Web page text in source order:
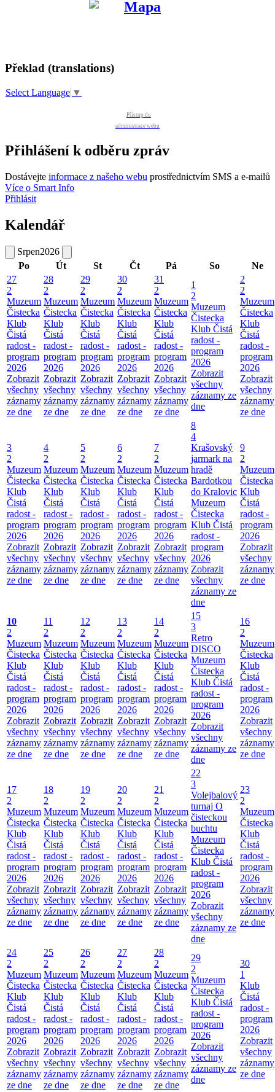
Překlad (translations)
Select Language ▼
Přístup do
administrace webu
Přihlášení k odběru zpráv
Dostávejte informace z našeho webu prostřednictvím SMS a e-mailů
Více o Smart Info
Přihlásit
Kalendář
Srpen2026
Po
Út St Čt Pá So
Ne
27
2
Muzeum
Čistecka
Klub
Čistá
radost -
program
2026
Zobrazit
všechny
záznamy
ze dne
28
2
Muzeum
Čistecka
Klub
Čistá
radost -
program
2026
Zobrazit
všechny
záznamy
ze dne
29
2
Muzeum
Čistecka
Klub
Čistá
radost -
program
2026
Zobrazit
všechny
záznamy
ze dne
30
2
Muzeum
Čistecka
Klub
Čistá
radost -
program
2026
Zobrazit
všechny
záznamy
ze dne
31
2
Muzeum
Čistecka
Klub
Čistá
radost -
program
2026
Zobrazit
všechny
záznamy
ze dne
1
2
Muzeum
Čistecka
Klub Čistá
radost -
program
2026
Zobrazit
všechny
záznamy ze
dne
2
2
Muzeum
Čistecka
Klub
Čistá
radost -
program
2026
Zobrazit
všechny
záznamy
ze dne
3
2
Muzeum
Čistecka
Klub
Čistá
radost -
program
2026
Zobrazit
všechny
záznamy
ze dne
4
2
Muzeum
Čistecka
Klub
Čistá
radost -
program
2026
Zobrazit
všechny
záznamy
ze dne
5
2
Muzeum
Čistecka
Klub
Čistá
radost -
program
2026
Zobrazit
všechny
záznamy
ze dne
6
2
Muzeum
Čistecka
Klub
Čistá
radost -
program
2026
Zobrazit
všechny
záznamy
ze dne
7
2
Muzeum
Čistecka
Klub
Čistá
radost -
program
2026
Zobrazit
všechny
záznamy
ze dne
8
4
Krašovský
jarmark na
hradě
Bardotkou
do Kralovic
Muzeum
Čistecka
Klub Čistá
radost -
program
2026
Zobrazit
všechny
záznamy ze
dne
9
2
Muzeum
Čistecka
Klub
Čistá
radost -
program
2026
Zobrazit
všechny
záznamy
ze dne
10
2
Muzeum
Čistecka
Klub
Čistá
radost -
program
2026
Zobrazit
všechny
záznamy
ze dne
11
2
Muzeum
Čistecka
Klub
Čistá
radost -
program
2026
Zobrazit
všechny
záznamy
ze dne
12
2
Muzeum
Čistecka
Klub
Čistá
radost -
program
2026
Zobrazit
všechny
záznamy
ze dne
13
2
Muzeum
Čistecka
Klub
Čistá
radost -
program
2026
Zobrazit
všechny
záznamy
ze dne
14
2
Muzeum
Čistecka
Klub
Čistá
radost -
program
2026
Zobrazit
všechny
záznamy
ze dne
15
3
Retro
DISCO
Muzeum
Čistecka
Klub Čistá
radost -
program
2026
Zobrazit
všechny
záznamy ze
dne
16
2
Muzeum
Čistecka
Klub
Čistá
radost -
program
2026
Zobrazit
všechny
záznamy
ze dne
17
2
Muzeum
Čistecka
Klub
Čistá
radost -
program
2026
Zobrazit
všechny
záznamy
ze dne
18
2
Muzeum
Čistecka
Klub
Čistá
radost -
program
2026
Zobrazit
všechny
záznamy
ze dne
19
2
Muzeum
Čistecka
Klub
Čistá
radost -
program
2026
Zobrazit
všechny
záznamy
ze dne
20
2
Muzeum
Čistecka
Klub
Čistá
radost -
program
2026
Zobrazit
všechny
záznamy
ze dne
21
2
Muzeum
Čistecka
Klub
Čistá
radost -
program
2026
Zobrazit
všechny
záznamy
ze dne
22
3
Volejbalový
turnaj O
čisteckou
buchtu
Muzeum
Čistecka
Klub Čistá
radost -
program
2026
Zobrazit
všechny
záznamy ze
dne
23
2
Muzeum
Čistecka
Klub
Čistá
radost -
program
2026
Zobrazit
všechny
záznamy
ze dne
24
2
Muzeum
Čistecka
Klub
Čistá
radost -
program
2026
Zobrazit
všechny
záznamy
ze dne
25
2
Muzeum
Čistecka
Klub
Čistá
radost -
program
2026
Zobrazit
všechny
záznamy
ze dne
26
2
Muzeum
Čistecka
Klub
Čistá
radost -
program
2026
Zobrazit
všechny
záznamy
ze dne
27
2
Muzeum
Čistecka
Klub
Čistá
radost -
program
2026
Zobrazit
všechny
záznamy
ze dne
28
2
Muzeum
Čistecka
Klub
Čistá
radost -
program
2026
Zobrazit
všechny
záznamy
ze dne
29
2
Muzeum
Čistecka
Klub Čistá
radost -
program
2026
Zobrazit
všechny
záznamy ze
dne
30
1
Klub
Čistá
radost -
program
2026
Zobrazit
všechny
záznamy
ze dne